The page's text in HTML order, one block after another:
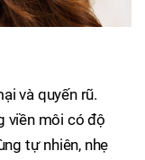
và quyến rũ.
viền môi có độ
tự nhiên, nhẹ